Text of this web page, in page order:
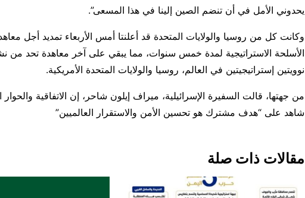
يحدوني الأمل في أن تنضم الصين إلينا في هذا المسعى”.
الأسلحة الاستراتيجية لمدة خمس سنوات، مما يبقي على آخر معاهدة تحد من
نوويتين إستراتيجيتين في العالم، روسيا والولايات المتحدة الأمريكية.
من جهتها، قالت السفيرة الإسرائيلية، ميراف إيلون شاحر، إن الاتفاقية والحوار
شاهد على “هدف مشترك هو تحسين الأمن والاستقرار العالميين”
مقالات ذات صلة